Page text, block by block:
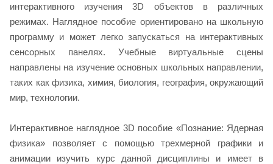
интерактивного изучения 3D объектов в различных
режимах. Наглядное пособие ориентировано на школьную
программу и может легко запускаться на интерактивных
сенсорных панелях. Учебные виртуальные сцены
направлены на изучение основных школьных направлении,
таких как физика, химия, биология, география, окружающий
мир, технологии.
Интерактивное наглядное 3D пособие «Познание: Ядерная
физика» позволяет с помощью трехмерной графики и
анимации изучить курс данной дисциплины и имеет в